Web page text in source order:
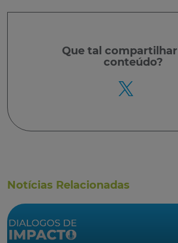
Que tal compartilhar
conteúdo?
Notícias Relacionadas